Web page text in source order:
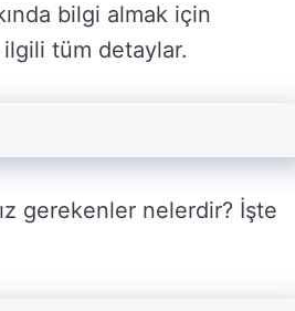
bilgi almak için
tüm detaylar.
gerekenler nelerdir? İşte